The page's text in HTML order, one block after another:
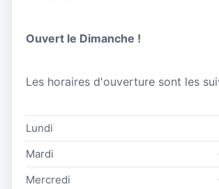
Ouvert le Dimanche !
Les horaires d'ouverture sont les
Lundi
Mardi
Mercredi